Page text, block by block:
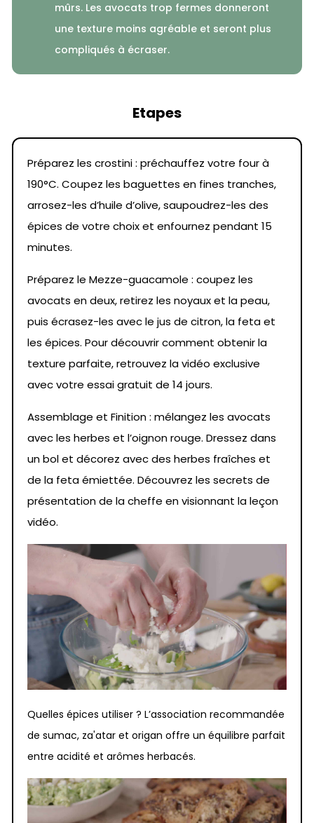
mûrs. Les avocats trop fermes donneront
une texture moins agréable et seront plus
compliqués à écraser.
Etapes
Préparez les crostini : préchauffez votre four à
190°C. Coupez les baguettes en fines tranches,
arrosez-les d’huile d’olive, saupoudrez-les des
épices de votre choix et enfournez pendant 15
minutes.
Préparez le Mezze-guacamole : coupez les
avocats en deux, retirez les noyaux et la peau,
puis écrasez-les avec le jus de citron, la feta et
les épices. Pour découvrir comment obtenir la
texture parfaite, retrouvez la vidéo exclusive
avec votre essai gratuit de 14 jours.
Assemblage et Finition : mélangez les avocats
avec les herbes et l’oignon rouge. Dressez dans
un bol et décorez avec des herbes fraîches et
de la feta émiettée. Découvrez les secrets de
présentation de la cheffe en visionnant la leçon
vidéo.
Quelles épices utiliser ? L’association recommandée
de sumac, za'atar et origan offre un équilibre parfait
entre acidité et arômes herbacés.